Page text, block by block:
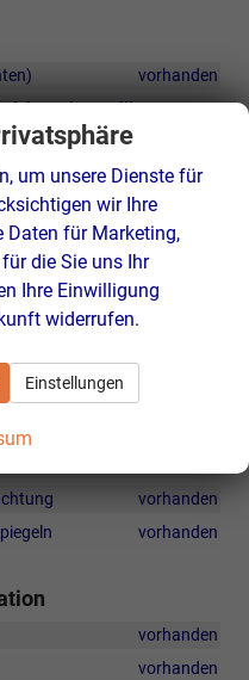
vorhanden
mit Satellitentasten
vorhanden
vorhanden
vorhanden
vorhanden
vorhanden
vorhanden
vorhanden
vorhanden
vorhanden
vorhanden
vorhanden
um unsere Dienste für
wir Ihre
Daten für Marketing,
die Sie uns Ihr
Ihre Einwilligung
widerrufen.
Einstellungen